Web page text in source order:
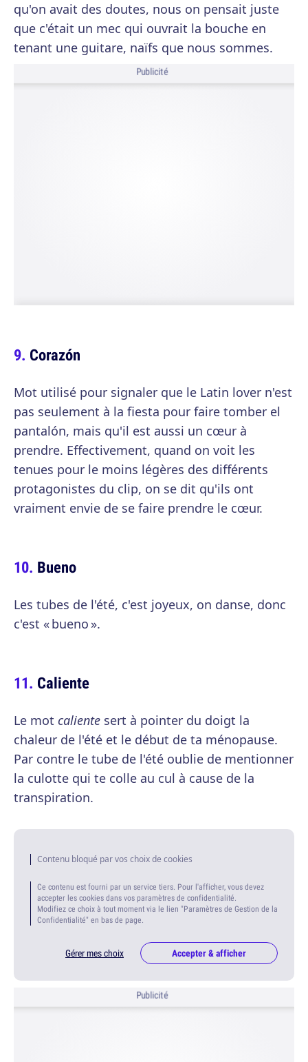
qu'on avait des doutes, nous on pensait juste
que c'était un mec qui ouvrait la bouche en
tenant une guitare, naïfs que nous sommes.
Publicité
Corazón
Mot utilisé pour signaler que le Latin lover n'est
pas seulement à la fiesta pour faire tomber el
pantalón, mais qu'il est aussi un cœur à
prendre. Effectivement, quand on voit les
tenues pour le moins légères des différents
protagonistes du clip, on se dit qu'ils ont
vraiment envie de se faire prendre le cœur.
Bueno
Les tubes de l'été, c'est joyeux, on danse, donc
c'est « bueno ».
Caliente
Le mot caliente sert à pointer du doigt la
chaleur de l'été et le début de ta ménopause.
Par contre le tube de l'été oublie de mentionner
la culotte qui te colle au cul à cause de la
transpiration.
Contenu bloqué par vos choix de cookies
Ce contenu est fourni par un service tiers. Pour l'afficher, vous devez
accepter les cookies dans vos paramètres de confidentialité.
Modifiez ce choix à tout moment via le lien "Paramètres de Gestion de la
Confidentialité" en bas de page.
Gérer mes choix Accepter & afficher
Publicité